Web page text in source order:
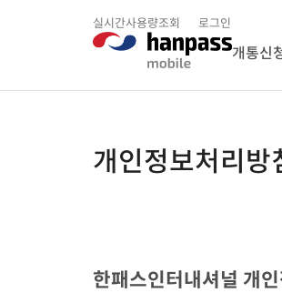
실시간사용량조회 로그인
개통신
개인정보처리방
한패스인터내셔널 개